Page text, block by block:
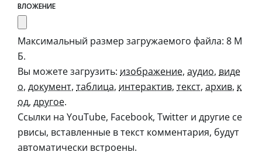
ВЛОЖЕНИЕ
Максимальный размер загружаемого файла: 8 М
Б.
Вы можете загрузить: изображение, аудио, виде
о, документ, таблица, интерактив, текст, архив, к
од, другое.
Ссылки на YouTube, Facebook, Twitter и другие се
рвисы, вставленные в текст комментария, будут
автоматически встроены.